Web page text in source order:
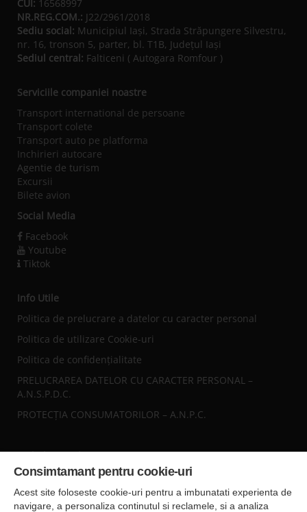
CUI: 16568997
NR.REG.COM.: J22/2961/2018
Sediu social: Municipiul Iaşi, Strada Străpungere Silvestru,
nr. 16, tronson 5, parter, bl. T1B, Județul Iaşi
Sediul central: Falticeni ( Autogara Romfour )
Serviciile companiei noastre
Transport international de persoane
Transport colete
Transport auto pe platforma
Inchirieri autocare
Agentie de turism
Excursii
Bilete avion
Social Media
Facebook
Youtube
Tiktok
Info Utile
Politica de prelucrare a datelor cu caracter personal
Politica de utilizare Cookie-uri
Politica de confidențialitate
PRELUCRAREA DATELOR CU CARACTER PERSONAL –
A.N.S.P.D.C.
PROTECȚIA CONSUMATORILOR – A.N.P.C.
Sediul central
Falticeni ( Autogara Romfour )
str. Plutonier Ghiniţă nr.8, Fălticeni, judeţul Suceava
0040374557200
Consimtamant pentru cookie-uri
Acest site foloseste cookie-uri pentru a imbunatati experienta de
navigare, a personaliza continutul si reclamele, si a analiza